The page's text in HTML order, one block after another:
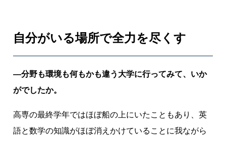
自分がいる場所で全力を尽くす
―分野も環境も何もかも違う大学に行ってみて、いか
がでしたか。
高専の最終学年ではほぼ船の上にいたこともあり、英
語と数学の知識がほぼ消えかけていることに我ながら